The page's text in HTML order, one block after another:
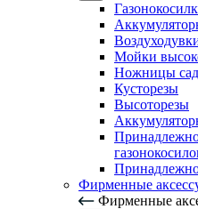
Мойки
Ножницы
Кусторезы
Высоторезы
Фирменные
Фирменные